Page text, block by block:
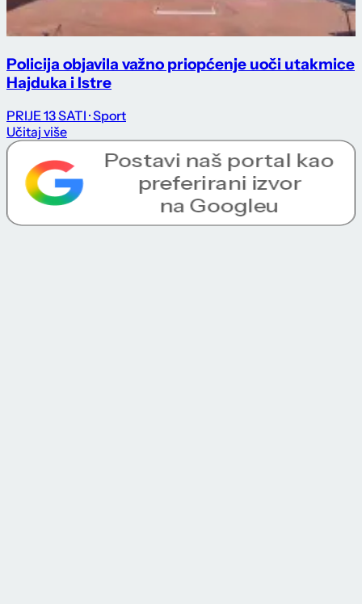
Policija objavila važno priopćenje uoči utakmice
Hajduka i Istre
PRIJE 13 SATI · Sport
Učitaj više